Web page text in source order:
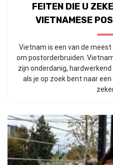
FEITEN DIE U
VIETNAMESE
Vietnam is een van de
om postorderbruiden.
zijn onderdanig,
als je op zoek bent naar
zeker